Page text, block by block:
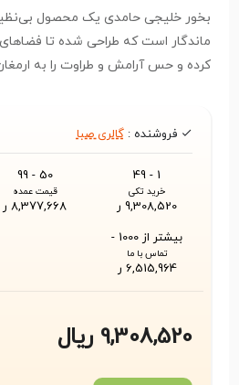
بخور خلیجی حامدی یک محصول
ماندگار است که طراحی شده تا
کرده و حس آرامش و طراوت را به
فروشنده :گالری صبا
1 - 49
خرید تکی
9,308,520 ر
50 - 99
قیمت عمده
8,377,668 ر
بیشتر از 1000 -
تماس با ما
6,515,964 ر
9,308,520 ریال